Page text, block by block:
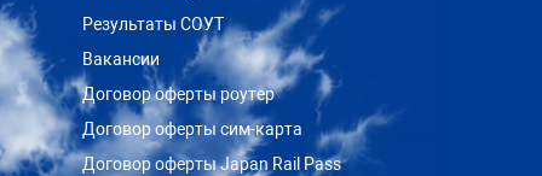
Результаты СОУТ
Вакансии
Договор оферты роутер
Договор оферты сим-карта
Договор оферты Japan Rail Pass